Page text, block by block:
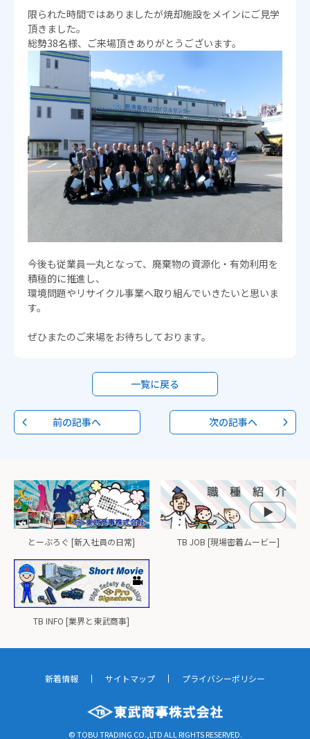
限られた時間ではありましたが焼却施設をメインにご見学
頂きました。
総勢38名様、ご来場頂きありがとうございます。
今後も従業員一丸となって、廃棄物の資源化・有効利用を
積極的に推進し、
環境問題やリサイクル事業へ取り組んでいきたいと思いま
す。
ぜひまたのご来場をお待ちしております。
一覧に戻る
前の記事へ 次の記事へ
とーぶろぐ [新入社員の日常] TB JOB [現場密着ムービー]
TB INFO [業界と東武商事]
新着情報 サイトマップ プライバシーポリシー
© TOBU TRADING CO.,LTD ALL RIGHTS RESERVED.